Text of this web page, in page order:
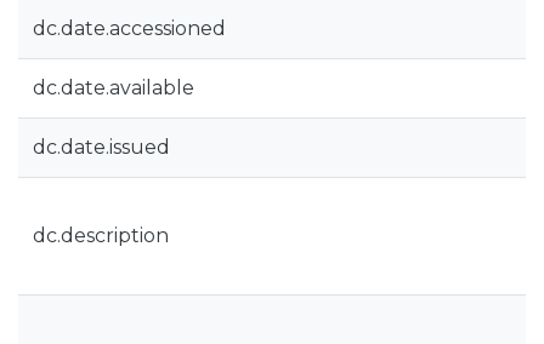
dc.date.accessioned
dc.date.available
dc.date.issued
dc.description